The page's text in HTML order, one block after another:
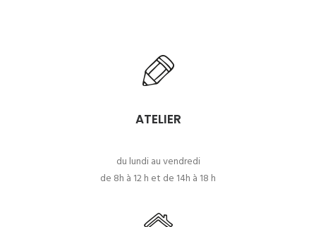
ATELIER
du lundi au vendredi
de 8h à 12 h et de 14h à 18 h